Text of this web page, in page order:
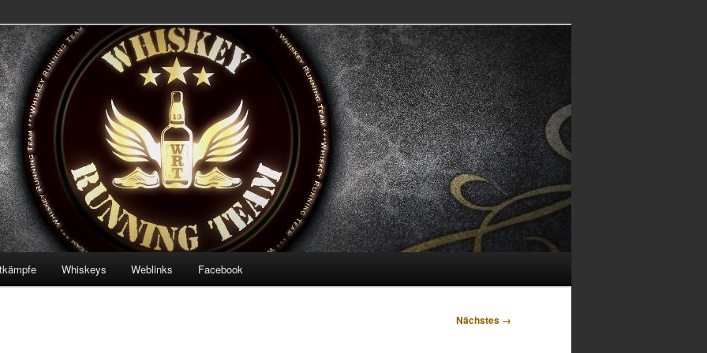
Team
Whiskeys Weblinks Facebook
Nächstes →